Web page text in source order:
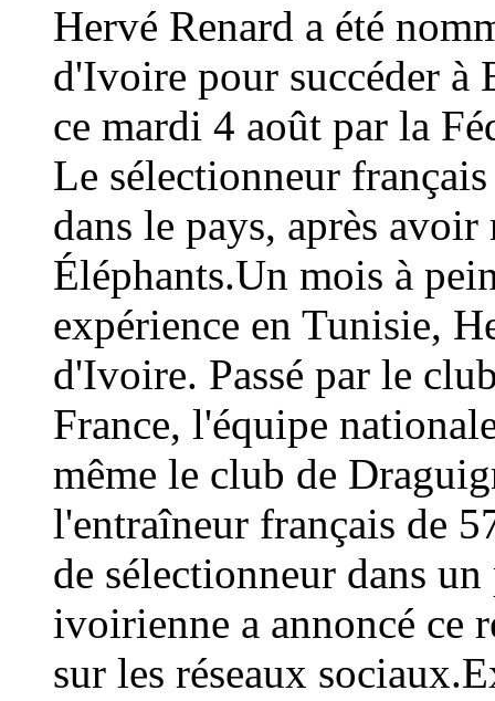
Hervé Renard a été
d'Ivoire pour succéder à
ce mardi 4 août par la
Le sélectionneur
dans le pays, après
Éléphants.Un mois à
expérience en Tunisie,
d'Ivoire. Passé par le
France, l'équipe
même le club de
l'entraîneur français de
de sélectionneur dans
ivoirienne a annoncé ce
sur les réseaux